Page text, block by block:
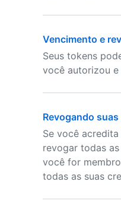
Vencimento e
Seus tokens
você autorizou
Revogando
Se você
revogar todas
você for
todas as suas